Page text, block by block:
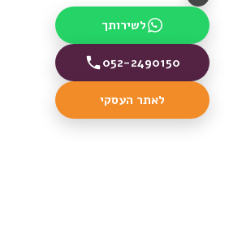
לשירותך
052-2490150
לאתר העסקי